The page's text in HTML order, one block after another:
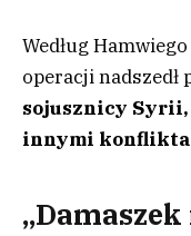
Według
operacji nadszedł
sojusznicy
innymi